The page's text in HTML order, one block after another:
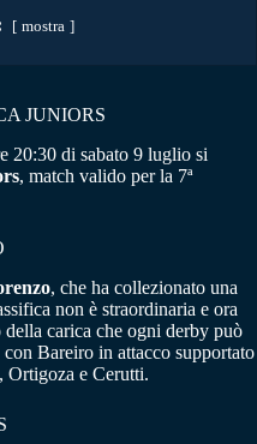
mostra
JUNIORS
20:30 di sabato 9 luglio si
, match valido per la 7ª
, che ha collezionato una
non è straordinaria e ora
carica che ogni derby può
Bareiro in attacco supportato
Ortigoza e Cerutti.